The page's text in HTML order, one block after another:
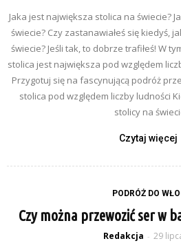
Jaka jest największa stolica na świecie?
świecie? Czy zastanawiałeś się kiedyś,
świecie? Jeśli tak, to dobrze trafiłeś! W
stolica jest największa pod względem
Przygotuj się na fascynującą podróż
stolica pod względem liczby ludności
stolicy na
Czytaj więcej
PODRÓŻ DO
Czy można przewozić ser w
Redakcja - 29